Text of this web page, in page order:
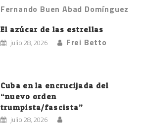
Fernando Buen Abad Domínguez
El azúcar de las estrellas
julio 28, 2026 Frei Betto
Cuba en la encrucijada del
“nuevo orden
trumpista/fascista”
julio 28, 2026